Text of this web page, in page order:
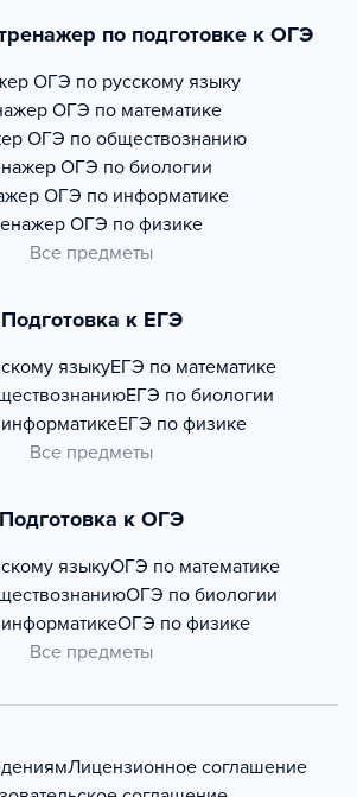
по подготовке к ОГЭ
ОГЭ по русскому языку
ОГЭ по математике
ОГЭ по обществознанию
ОГЭ по биологии
ОГЭ по информатике
ОГЭ по физике
Все предметы
Подготовка к ЕГЭ
языкуЕГЭ по математике
ЕГЭ по биологии
ЕГЭ по физике
Все предметы
Подготовка к ОГЭ
языкуОГЭ по математике
ОГЭ по биологии
ОГЭ по физике
Все предметы
Лицензионное соглашение